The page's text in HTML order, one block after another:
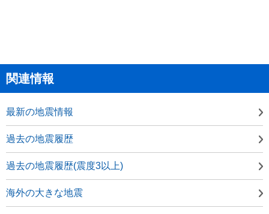
関連情報
最新の地震情報
過去の地震履歴
過去の地震履歴(震度3以上)
海外の大きな地震